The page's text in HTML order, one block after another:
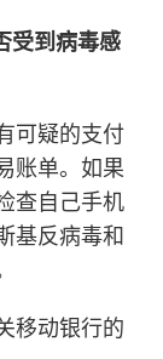
受到病毒感
可疑的支付
账单。如果
查自己手机
基反病毒和
移动银行的